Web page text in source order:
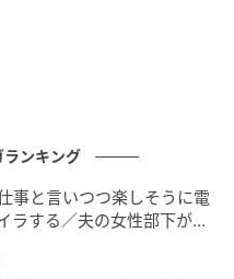
出費をすべて記録する
した。義弟のSNSを見
ランキング
事と言いつつ楽しそうに電
ラする／夫の女性部下が気